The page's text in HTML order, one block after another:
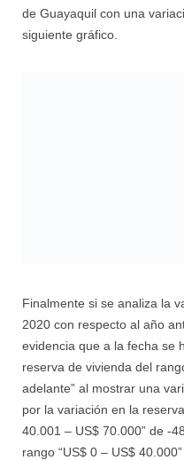
de Guayaquil con una
siguiente gráfico.
Finalmente si se analiza la
2020 con respecto al año
evidencia que a la fecha se
reserva de vivienda del
adelante” al mostrar una
por la variación en la
40.001 – US$ 70.000” de -
rango “US$ 0 – US$